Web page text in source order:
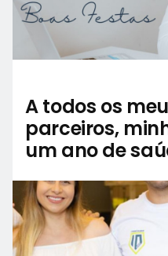
A todos os
parceiros,
um ano de